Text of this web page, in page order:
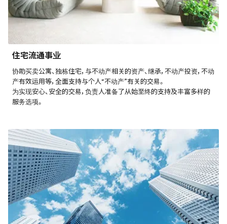
住宅流通事业
协助买卖公寓、独栋住宅，与不动产相关的资产、继承，不动产投资，不动
产有效运用等，全面支持与个人“不动产”有关的交易。
为实现安心、安全的交易，负责人准备了从始至终的支持及丰富多样的
服务选项。